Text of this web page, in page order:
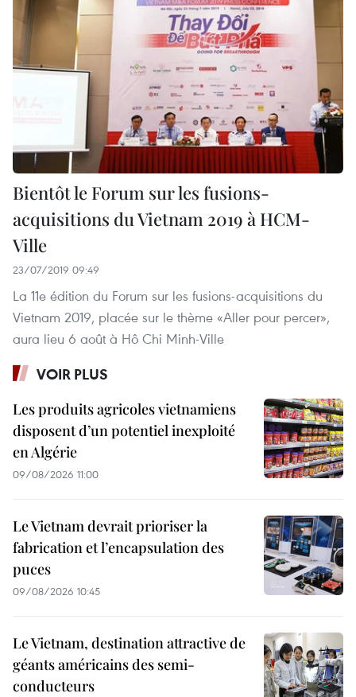
Bientôt le Forum sur les fusions-
acquisitions du Vietnam 2019 à HCM-
Ville
23/07/2019 09:49
La 11e édition du Forum sur les fusions-acquisitions du
Vietnam 2019, placée sur le thème «Aller pour percer»,
aura lieu 6 août à Hô Chi Minh-Ville
VOIR PLUS
Les produits agricoles vietnamiens
disposent d’un potentiel inexploité
en Algérie
09/08/2026 11:00
Le Vietnam devrait prioriser la
fabrication et l’encapsulation des
puces
09/08/2026 10:45
Le Vietnam, destination attractive de
géants américains des semi-
conducteurs